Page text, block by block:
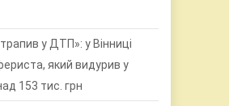
у ДТП»: у Вінниці
який видурив у
153 тис. грн